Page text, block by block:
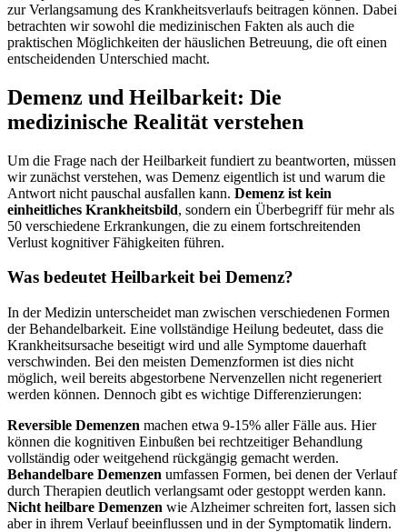
zur Verlangsamung des Krankheitsverlaufs beitragen können. Dabei
betrachten wir sowohl die medizinischen Fakten als auch die
praktischen Möglichkeiten der häuslichen Betreuung, die oft einen
entscheidenden Unterschied macht.
Demenz und Heilbarkeit: Die
medizinische Realität verstehen
Um die Frage nach der Heilbarkeit fundiert zu beantworten, müssen
wir zunächst verstehen, was Demenz eigentlich ist und warum die
Antwort nicht pauschal ausfallen kann. Demenz ist kein
einheitliches Krankheitsbild, sondern ein Überbegriff für mehr als
50 verschiedene Erkrankungen, die zu einem fortschreitenden
Verlust kognitiver Fähigkeiten führen.
Was bedeutet Heilbarkeit bei Demenz?
In der Medizin unterscheidet man zwischen verschiedenen Formen
der Behandelbarkeit. Eine vollständige Heilung bedeutet, dass die
Krankheitsursache beseitigt wird und alle Symptome dauerhaft
verschwinden. Bei den meisten Demenzformen ist dies nicht
möglich, weil bereits abgestorbene Nervenzellen nicht regeneriert
werden können. Dennoch gibt es wichtige Differenzierungen:
Reversible Demenzen machen etwa 9-15% aller Fälle aus. Hier
können die kognitiven Einbußen bei rechtzeitiger Behandlung
vollständig oder weitgehend rückgängig gemacht werden.
Behandelbare Demenzen umfassen Formen, bei denen der Verlauf
durch Therapien deutlich verlangsamt oder gestoppt werden kann.
Nicht heilbare Demenzen wie Alzheimer schreiten fort, lassen sich
aber in ihrem Verlauf beeinflussen und in der Symptomatik lindern.